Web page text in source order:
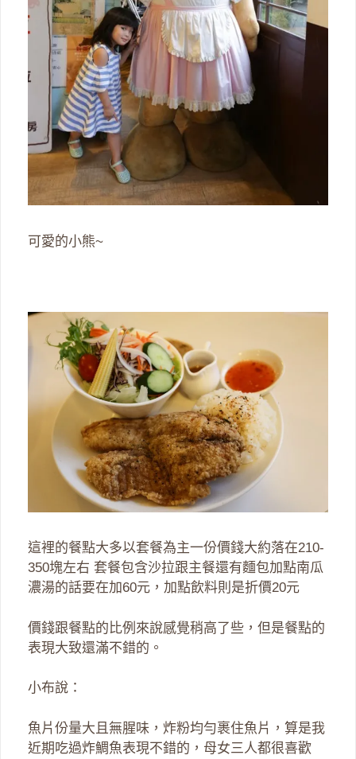
可愛的小熊~
這裡的餐點大多以套餐為主一份價錢大約落在210-
350塊左右 套餐包含沙拉跟主餐還有麵包加點南瓜
濃湯的話要在加60元，加點飲料則是折價20元
價錢跟餐點的比例來說感覺稍高了些，但是餐點的
表現大致還滿不錯的。
小布說：
魚片份量大且無腥味，炸粉均勻裹住魚片，算是我
近期吃過炸鯛魚表現不錯的，母女三人都很喜歡